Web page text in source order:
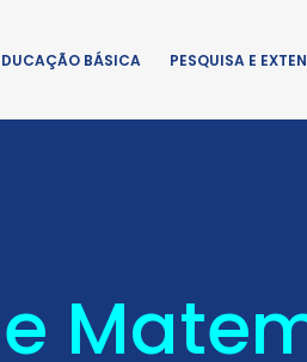
BÁSICA PESQUISA E